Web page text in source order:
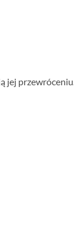
jej przewróceniu.